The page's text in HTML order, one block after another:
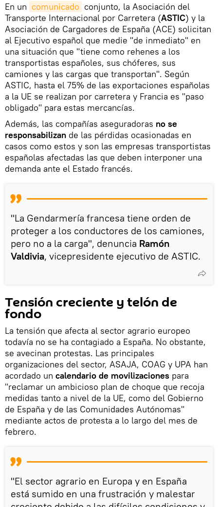
En un comunicado conjunto, la Asociación del
Transporte Internacional por Carretera (ASTIC) y la
Asociación de Cargadores de España (ACE) solicitan
al Ejecutivo español que medie "de inmediato" en
una situación que "tiene como rehenes a los
transportistas españoles, sus chóferes, sus
camiones y las cargas que transportan". Según
ASTIC, hasta el 75% de las exportaciones españolas
a la UE se realizan por carretera y Francia es "paso
obligado" para estas mercancías.
Además, las compañías aseguradoras no se
responsabilizan de las pérdidas ocasionadas en
casos como estos y son las empresas transportistas
españolas afectadas las que deben interponer una
demanda ante el Estado francés.
"La Gendarmería francesa tiene orden de
proteger a los conductores de los camiones,
pero no a la carga", denuncia Ramón
Valdivia, vicepresidente ejecutivo de ASTIC.
Tensión creciente y telón de
fondo
La tensión que afecta al sector agrario europeo
todavía no se ha contagiado a España. No obstante,
se avecinan protestas. Las principales
organizaciones del sector, ASAJA, COAG y UPA han
acordado un calendario de movilizaciones para
"reclamar un ambicioso plan de choque que recoja
medidas tanto a nivel de la UE, como del Gobierno
de España y de las Comunidades Autónomas"
mediante actos de protesta a lo largo del mes de
febrero.
"El sector agrario en Europa y en España
está sumido en una frustración y malestar